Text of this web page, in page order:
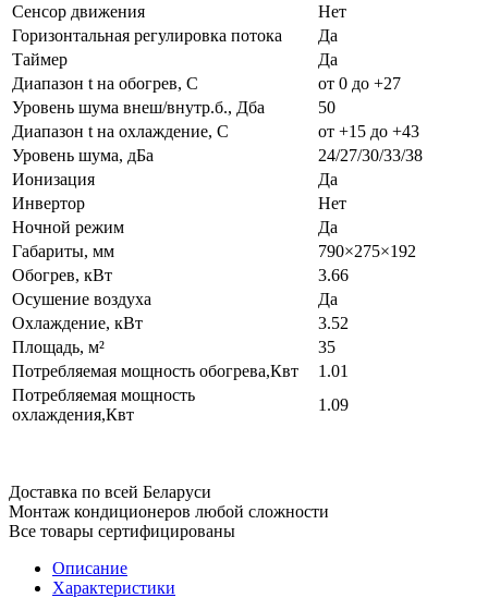
Сенсор движения
Нет
Горизонтальная регулировка потока
Да
Таймер
Да
Диапазон t на обогрев, С
от 0 до +27
Уровень шума внеш/внутр.б., Дба
50
Диапазон t на охлаждение, С
от +15 до +43
Уровень шума, дБа
24/27/30/33/38
Ионизация
Да
Инвертор
Нет
Ночной режим
Да
Габариты, мм
790×275×192
Обогрев, кВт
3.66
Осушение воздуха
Да
Охлаждение, кВт
3.52
Площадь, м²
35
Потребляемая мощность обогрева,Квт
1.01
Потребляемая мощность
охлаждения,Квт
1.09
Доставка по всей Беларуси
Монтаж кондиционеров любой сложности
Все товары сертифицированы
Описание
Характеристики